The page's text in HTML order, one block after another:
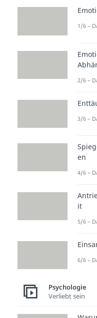
prache
Dauer: 03:13
zur
1/6 –
2/6 –
3/6 –
en
4/6 –
it
5/6 –
6/6 –
Psychologie
Verliebt sein